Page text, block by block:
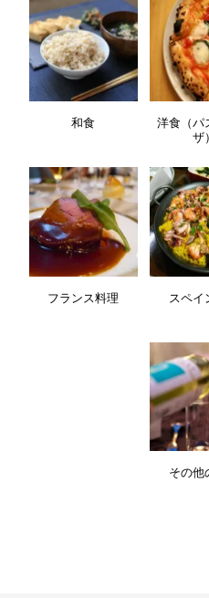
和食
洋食（パ
ザ）
フランス料理 スペイ
その他